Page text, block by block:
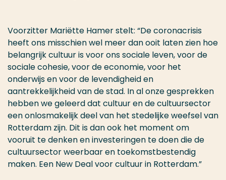
Voorzitter Mariëtte Hamer stelt: “De coronacrisis
heeft ons misschien wel meer dan ooit laten zien hoe
belangrijk cultuur is voor ons sociale leven, voor de
sociale cohesie, voor de economie, voor het
onderwijs en voor de levendigheid en
aantrekkelijkheid van de stad. In al onze gesprekken
hebben we geleerd dat cultuur en de cultuursector
een onlosmakelijk deel van het stedelijke weefsel van
Rotterdam zijn. Dit is dan ook het moment om
vooruit te denken en investeringen te doen die de
cultuursector weerbaar en toekomstbestendig
maken. Een New Deal voor cultuur in Rotterdam.”